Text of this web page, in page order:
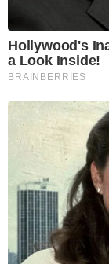
Hollywood's
a Look Inside!
BRAINBERRIES